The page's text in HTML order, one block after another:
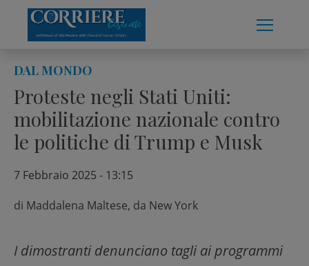
content
DAL MONDO
Proteste negli Stati Uniti:
mobilitazione nazionale contro
le politiche di Trump e Musk
7 Febbraio 2025 - 13:15
di Maddalena Maltese, da New York
I dimostranti denunciano tagli ai programmi